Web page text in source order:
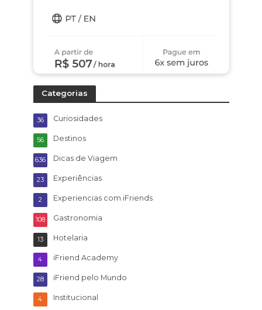
Categorias
Curiosidades
36
Destinos
56
Dicas de Viagem
636
Experiências
23
Experiencias com iFriends
2
Gastronomia
108
Hotelaria
13
iFriend Academy
4
iFriend pelo Mundo
28
Institucional
4